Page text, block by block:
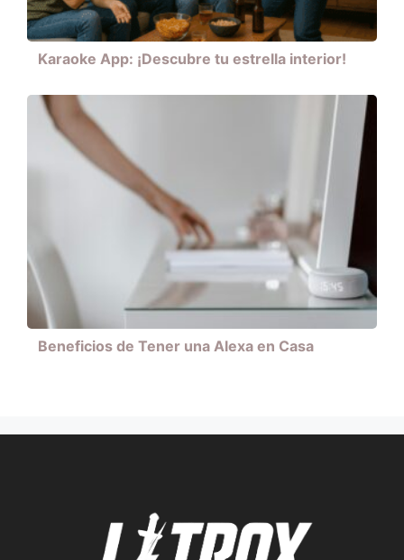
Karaoke App: ¡Descubre tu estrella interior!
Beneficios de Tener una Alexa en Casa